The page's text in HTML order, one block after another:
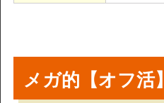
メガ的【オフ活